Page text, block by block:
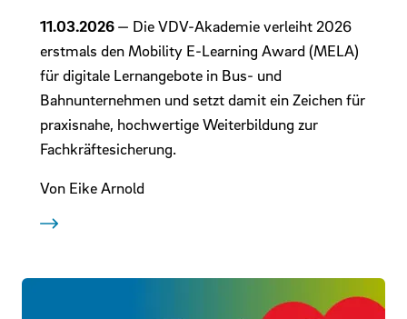
11.03.2026— Die VDV-Akademie verleiht 2026
erstmals den Mobility E-Learning Award (MELA)
für digitale Lernangebote in Bus- und
Bahnunternehmen und setzt damit ein Zeichen für
praxisnahe, hochwertige Weiterbildung zur
Fachkräftesicherung.
Von Eike Arnold